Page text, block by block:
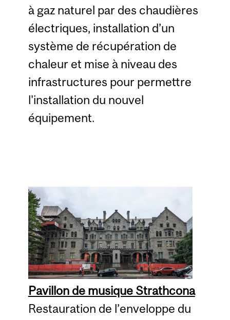
à gaz naturel par des chaudières
électriques, installation d’un
système de récupération de
chaleur et mise à niveau des
infrastructures pour permettre
l'installation du nouvel
équipement.
Pavillon de musique Strathcona
Restauration de l’enveloppe du